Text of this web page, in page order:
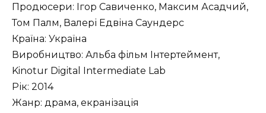
Продюсери: Ігор Савиченко, Максим Асадчий,
Том Палм, Валері Едвіна Саундерс
Країна: Україна
Виробництво: Альба фільм Інтертеймент,
Kinotur Digital Intermediate Lab
Рік: 2014
Жанр: драма, екранізація